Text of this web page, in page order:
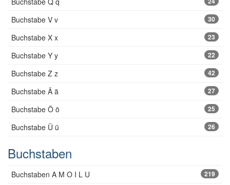
Buchstabe V v 30
Buchstabe X x 23
Buchstabe Y y 22
Buchstabe Z z 42
Buchstabe Ä ä 27
Buchstabe Ö ö 25
Buchstabe Ü ü 26
Buchstaben
Buchstaben A M O I L U 219